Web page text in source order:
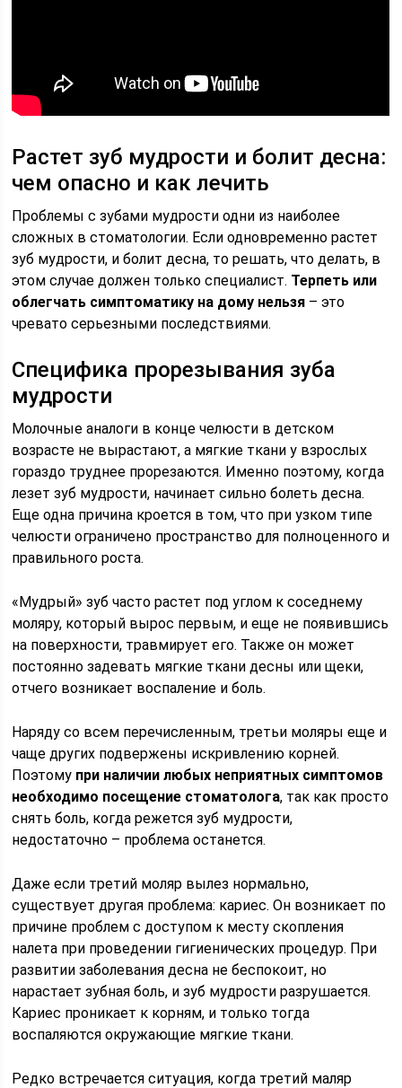
Растет зуб мудрости и болит десна:
чем опасно и как лечить
Проблемы с зубами мудрости одни из наиболее
сложных в стоматологии. Если одновременно растет
зуб мудрости, и болит десна, то решать, что делать, в
этом случае должен только специалист. Терпеть или
облегчать симптоматику на дому нельзя – это
чревато серьезными последствиями.
Специфика прорезывания зуба
мудрости
Молочные аналоги в конце челюсти в детском
возрасте не вырастают, а мягкие ткани у взрослых
гораздо труднее прорезаются. Именно поэтому, когда
лезет зуб мудрости, начинает сильно болеть десна.
Еще одна причина кроется в том, что при узком типе
челюсти ограничено пространство для полноценного и
правильного роста.
«Мудрый» зуб часто растет под углом к соседнему
моляру, который вырос первым, и еще не появившись
на поверхности, травмирует его. Также он может
постоянно задевать мягкие ткани десны или щеки,
отчего возникает воспаление и боль.
Наряду со всем перечисленным, третьи моляры еще и
чаще других подвержены искривлению корней.
Поэтому при наличии любых неприятных симптомов
необходимо посещение стоматолога, так как просто
снять боль, когда режется зуб мудрости,
недостаточно – проблема останется.
Даже если третий моляр вылез нормально,
существует другая проблема: кариес. Он возникает по
причине проблем с доступом к месту скопления
налета при проведении гигиенических процедур. При
развитии заболевания десна не беспокоит, но
нарастает зубная боль, и зуб мудрости разрушается.
Кариес проникает к корням, и только тогда
воспаляются окружающие мягкие ткани.
Редко встречается ситуация, когда третий маляр